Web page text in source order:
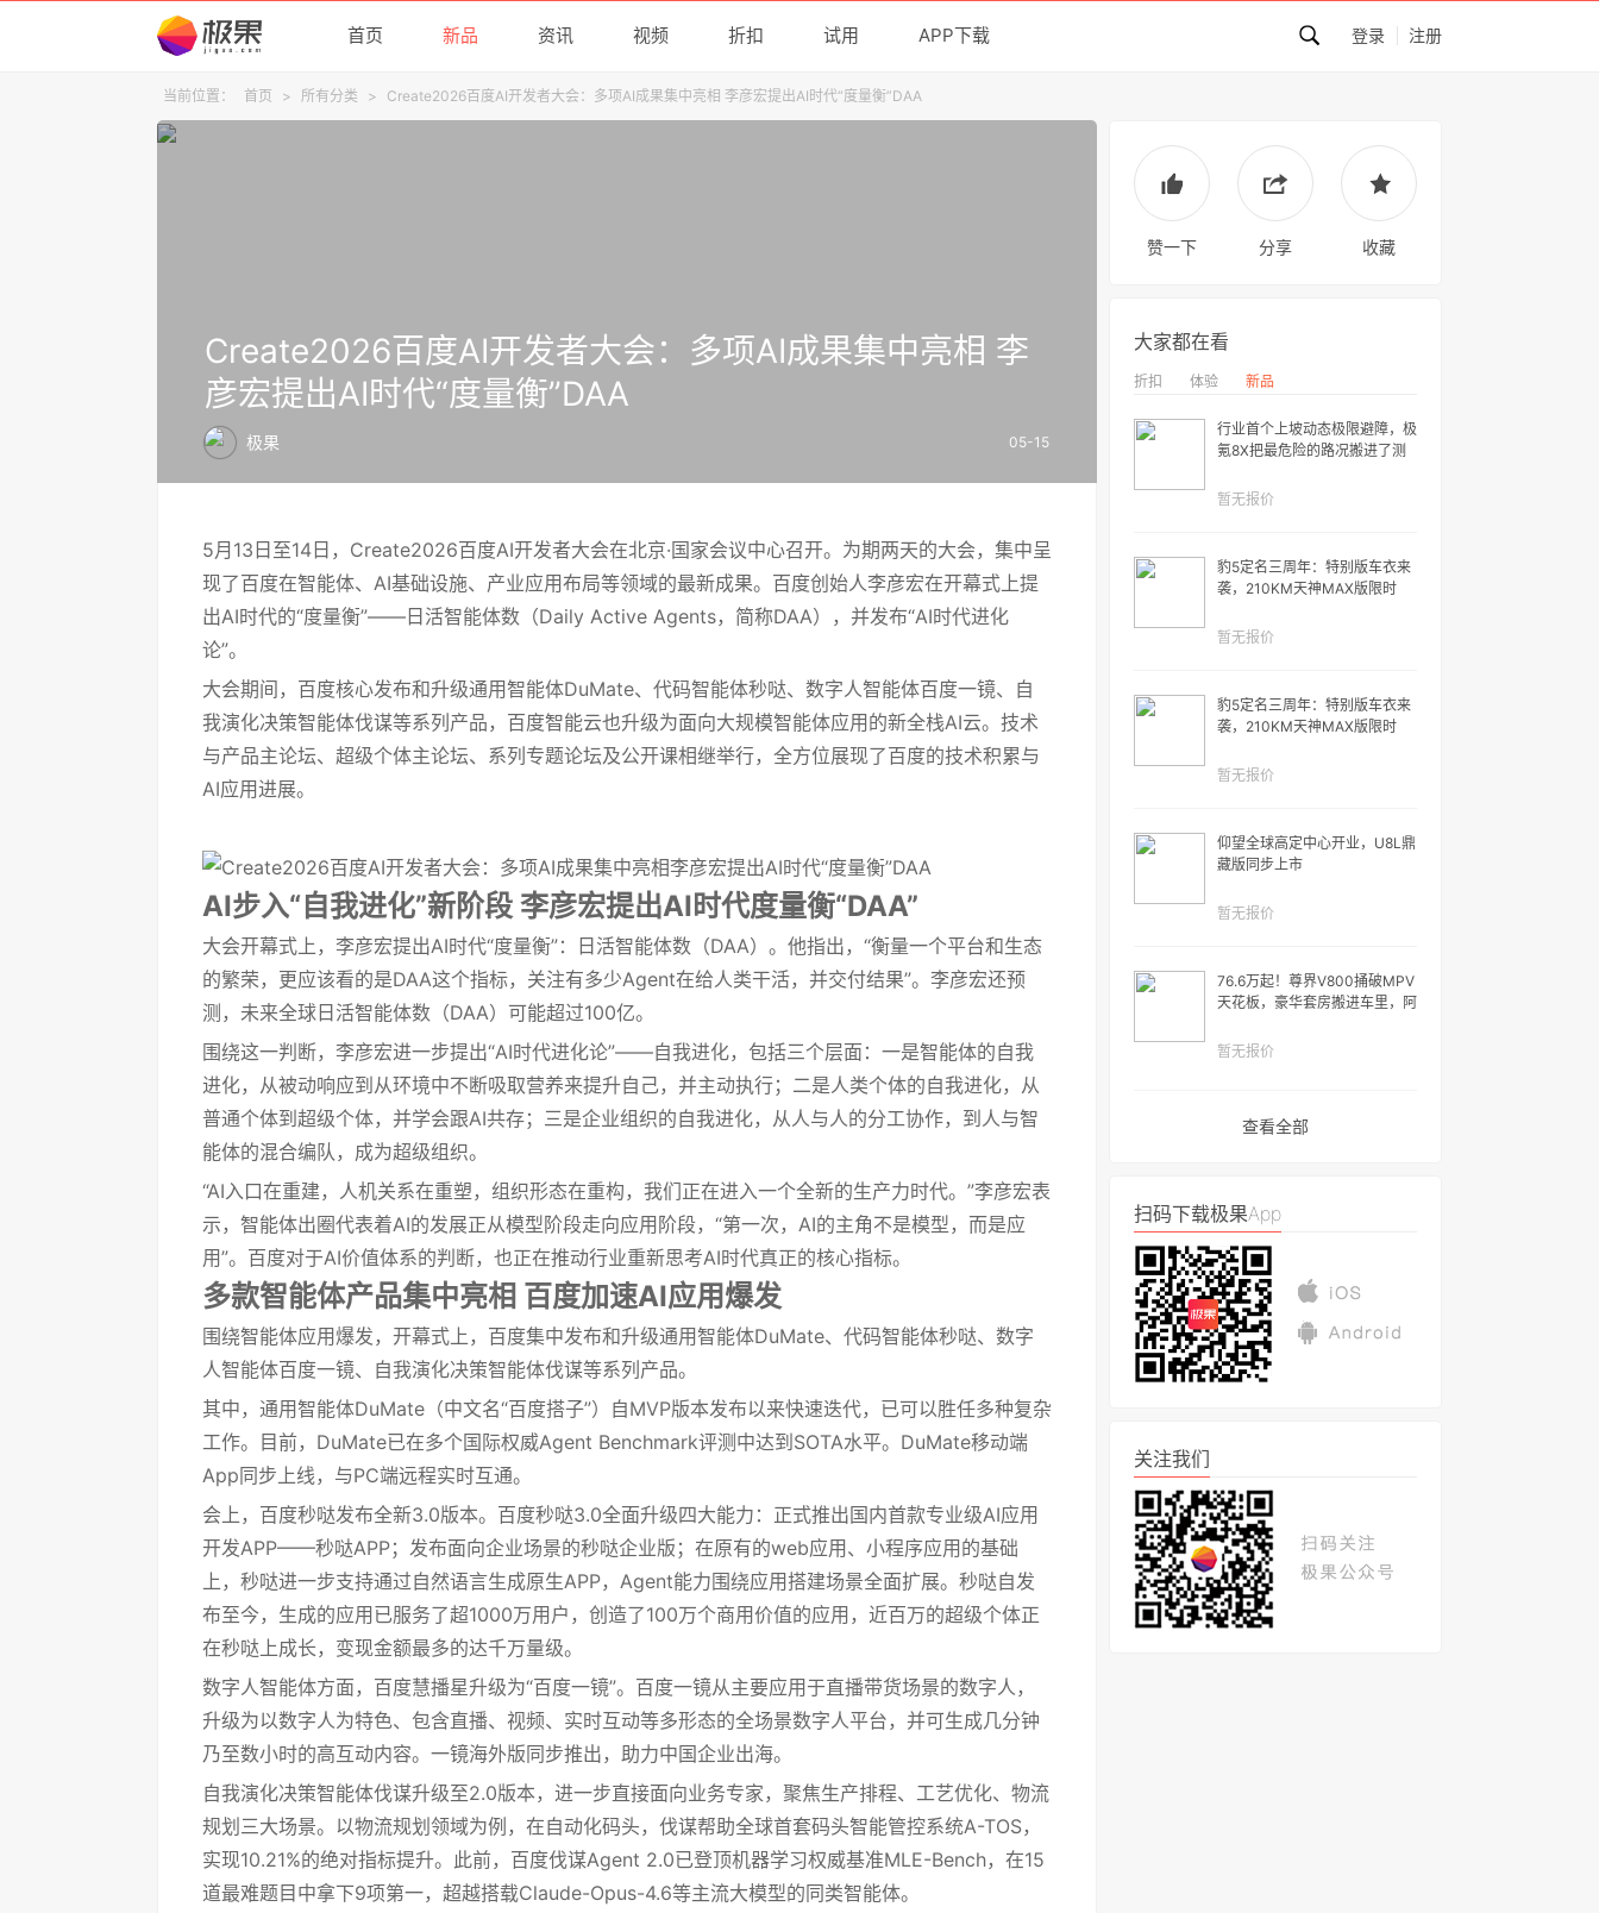
首页 新品 资讯 视频 折扣 试用 APP下载 登录 注册
当前位置： 首页 > 所有分类 > Create2026百度AI开发者大会：多项AI成果集中亮相 李彦宏提出AI时代“度量衡”DAA
Create2026百度AI开发者大会：多项AI成果集中亮相 李
彦宏提出AI时代“度量衡”DAA
极果 05-15
5月13日至14日，Create2026百度AI开发者大会在北京·国家会议中心召开。为期两天的大会，集中呈
现了百度在智能体、AI基础设施、产业应用布局等领域的最新成果。百度创始人李彦宏在开幕式上提
出AI时代的“度量衡”——日活智能体数（Daily Active Agents，简称DAA），并发布“AI时代进化
论”。
大会期间，百度核心发布和升级通用智能体DuMate、代码智能体秒哒、数字人智能体百度一镜、自
我演化决策智能体伐谋等系列产品，百度智能云也升级为面向大规模智能体应用的新全栈AI云。技术
与产品主论坛、超级个体主论坛、系列专题论坛及公开课相继举行，全方位展现了百度的技术积累与
AI应用进展。
AI步入“自我进化”新阶段 李彦宏提出AI时代度量衡“DAA”
大会开幕式上，李彦宏提出AI时代“度量衡”：日活智能体数（DAA）。他指出，“衡量一个平台和生态
的繁荣，更应该看的是DAA这个指标，关注有多少Agent在给人类干活，并交付结果”。李彦宏还预
测，未来全球日活智能体数（DAA）可能超过100亿。
围绕这一判断，李彦宏进一步提出“AI时代进化论”——自我进化，包括三个层面：一是智能体的自我
进化，从被动响应到从环境中不断吸取营养来提升自己，并主动执行；二是人类个体的自我进化，从
普通个体到超级个体，并学会跟AI共存；三是企业组织的自我进化，从人与人的分工协作，到人与智
能体的混合编队，成为超级组织。
“AI入口在重建，人机关系在重塑，组织形态在重构，我们正在进入一个全新的生产力时代。”李彦宏表
示，智能体出圈代表着AI的发展正从模型阶段走向应用阶段，“第一次，AI的主角不是模型，而是应
用”。百度对于AI价值体系的判断，也正在推动行业重新思考AI时代真正的核心指标。
多款智能体产品集中亮相 百度加速AI应用爆发
围绕智能体应用爆发，开幕式上，百度集中发布和升级通用智能体DuMate、代码智能体秒哒、数字
人智能体百度一镜、自我演化决策智能体伐谋等系列产品。
其中，通用智能体DuMate（中文名“百度搭子”）自MVP版本发布以来快速迭代，已可以胜任多种复杂
工作。目前，DuMate已在多个国际权威Agent Benchmark评测中达到SOTA水平。DuMate移动端
App同步上线，与PC端远程实时互通。
会上，百度秒哒发布全新3.0版本。百度秒哒3.0全面升级四大能力：正式推出国内首款专业级AI应用
开发APP——秒哒APP；发布面向企业场景的秒哒企业版；在原有的web应用、小程序应用的基础
上，秒哒进一步支持通过自然语言生成原生APP，Agent能力围绕应用搭建场景全面扩展。秒哒自发
布至今，生成的应用已服务了超1000万用户，创造了100万个商用价值的应用，近百万的超级个体正
在秒哒上成长，变现金额最多的达千万量级。
数字人智能体方面，百度慧播星升级为“百度一镜”。百度一镜从主要应用于直播带货场景的数字人，
升级为以数字人为特色、包含直播、视频、实时互动等多形态的全场景数字人平台，并可生成几分钟
乃至数小时的高互动内容。一镜海外版同步推出，助力中国企业出海。
自我演化决策智能体伐谋升级至2.0版本，进一步直接面向业务专家，聚焦生产排程、工艺优化、物流
规划三大场景。以物流规划领域为例，在自动化码头，伐谋帮助全球首套码头智能管控系统A-TOS，
实现10.21%的绝对指标提升。此前，百度伐谋Agent 2.0已登顶机器学习权威基准MLE-Bench，在15
道最难题目中拿下9项第一，超越搭载Claude-Opus-4.6等主流大模型的同类智能体。
赞一下 分享 收藏
大家都在看
折扣 体验 新品
行业首个上坡动态极限避障，极
氪8X把最危险的路况搬进了测
暂无报价
豹5定名三周年：特别版车衣来
袭，210KM天神MAX版限时
暂无报价
豹5定名三周年：特别版车衣来
袭，210KM天神MAX版限时
暂无报价
仰望全球高定中心开业，U8L鼎
藏版同步上市
暂无报价
76.6万起！尊界V800捅破MPV
天花板，豪华套房搬进车里，阿
暂无报价
查看全部
扫码下载极果App
关注我们